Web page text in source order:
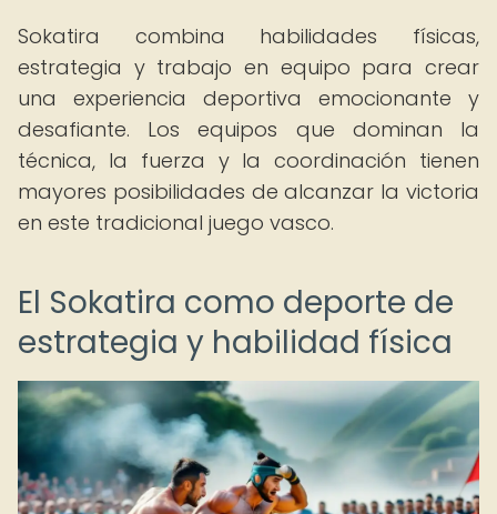
Sokatira combina habilidades físicas,
estrategia y trabajo en equipo para crear
una experiencia deportiva emocionante y
desafiante. Los equipos que dominan la
técnica, la fuerza y la coordinación tienen
mayores posibilidades de alcanzar la victoria
en este tradicional juego vasco.
El Sokatira como deporte de
estrategia y habilidad física